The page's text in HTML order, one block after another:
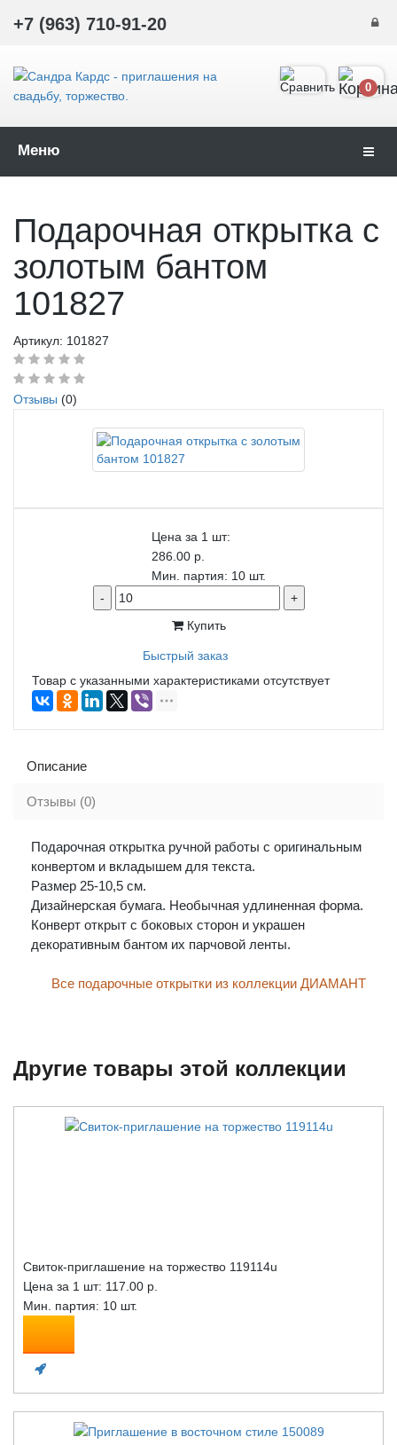
+7 (963) 710-91-20
0
Меню
Подарочная открытка с
золотым бантом
101827
Артикул: 101827
Отзывы (0)
Цена за 1 шт:
286.00 р.
Мин. партия: 10 шт.
-
+
Купить
Быстрый заказ
Товар с указанными характеристиками отсутствует
Описание
Отзывы (0)
Подарочная открытка ручной работы с оригинальным
конвертом и вкладышем для текста.
Размер 25-10,5 см.
Дизайнерская бумага. Необычная удлиненная форма.
Конверт открыт с боковых сторон и украшен
декоративным бантом их парчовой ленты.
Все подарочные открытки из коллекции ДИАМАНТ
Другие товары этой коллекции
Свиток-приглашение на торжество 119114u
Цена за 1 шт: 117.00 р.
Мин. партия: 10 шт.